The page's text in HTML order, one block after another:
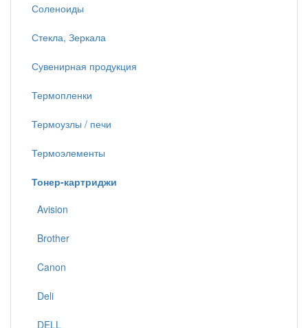
Соленоиды
Стекла, Зеркала
Сувенирная продукция
Термопленки
Термоузлы / печи
Термоэлементы
Тонер-картриджи
Avision
Brother
Canon
Deli
DELL